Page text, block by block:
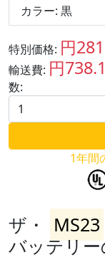
カラー: 黒
特別価格: 円
輸送費: 円
数:
1年間
ザ・ MS23
バッテリ